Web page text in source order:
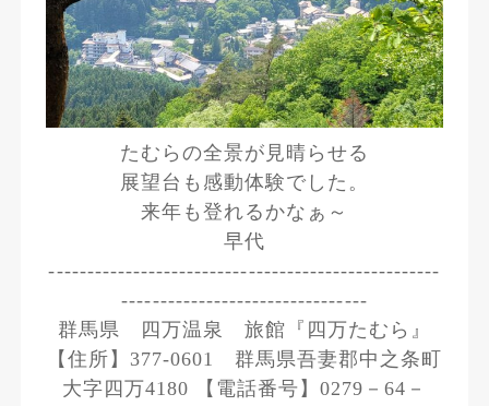
たむらの全景が見晴らせる
展望台も感動体験でした。
来年も登れるかなぁ～
早代
---------------------------------------------------
--------------------------------
群馬県 四万温泉 旅館『四万たむら』
【住所】377-0601 群馬県吾妻郡中之条町
大字四万4180 【電話番号】0279－64－